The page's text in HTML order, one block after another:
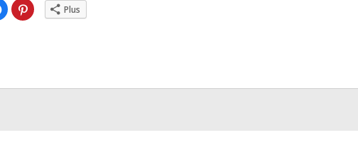
Cliquez
pour
partager
Cliquez
pour Plus